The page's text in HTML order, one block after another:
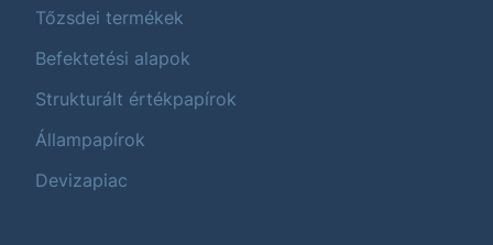
Tőzsdei termékek
Befektetési alapok
Strukturált értékpapírok
Állampapírok
Devizapiac